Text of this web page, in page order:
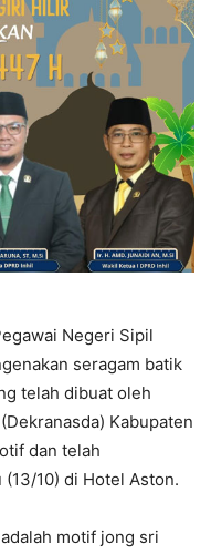
Negeri Sipil
seragam batik
telah dibuat oleh
Kabupaten
dan telah
10) di Hotel Aston.
motif jong sri